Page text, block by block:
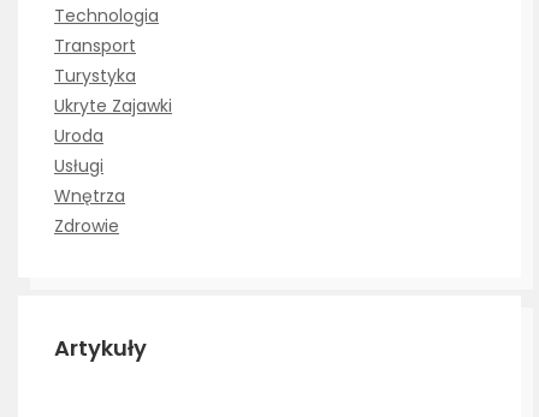
Technologia
Transport
Turystyka
Ukryte Zajawki
Uroda
Usługi
Wnętrza
Zdrowie
Artykuły